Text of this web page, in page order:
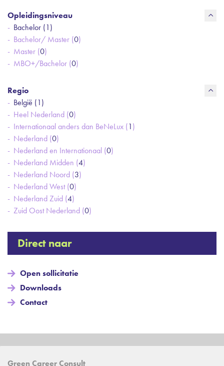
Opleidingsniveau
Bachelor (1)
Bachelor/ Master (0)
Master (0)
MBO+/Bachelor (0)
Regio
België (1)
Heel Nederland (0)
Internationaal anders dan BeNeLux (1)
Nederland (0)
Nederland en Internationaal (0)
Nederland Midden (4)
Nederland Noord (3)
Nederland West (0)
Nederland Zuid (4)
Zuid Oost Nederland (0)
Direct naar
Open sollicitatie
Downloads
Contact
Green Career Consult